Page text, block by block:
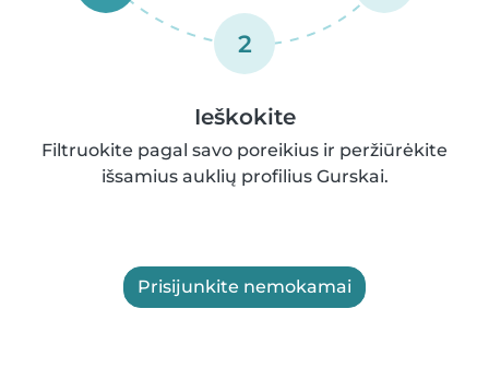
2
Ieškokite
Filtruokite pagal savo poreikius ir peržiūrėkite
išsamius auklių profilius Gurskai.
Prisijunkite nemokamai